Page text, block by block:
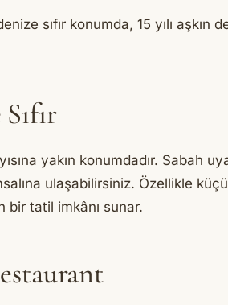
sıfır konumda, 15 yılı aşkın
yakın konumdadır. Sabah
ulaşabilirsiniz. Özellikle
bir tatil imkânı sunar.